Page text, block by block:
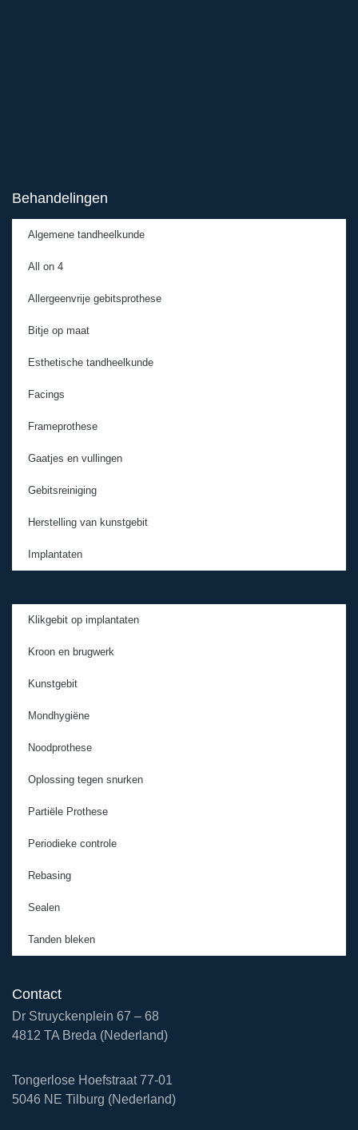
Behandelingen
Algemene tandheelkunde
All on 4
Allergeenvrije gebitsprothese
Bitje op maat
Esthetische tandheelkunde
Facings
Frameprothese
Gaatjes en vullingen
Gebitsreiniging
Herstelling van kunstgebit
Implantaten
Klikgebit op implantaten
Kroon en brugwerk
Kunstgebit
Mondhygiëne
Noodprothese
Oplossing tegen snurken
Partiële Prothese
Periodieke controle
Rebasing
Sealen
Tanden bleken
Contact
Dr Struyckenplein 67 – 68
4812 TA Breda (Nederland)
Tongerlose Hoefstraat 77-01
5046 NE Tilburg (Nederland)